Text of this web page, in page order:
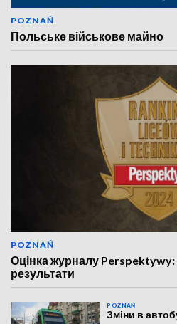
POZNAŃ
Польське військове майно
POZNAŃ
Оцінка журналу
результати
POZNAŃ
Зміни в